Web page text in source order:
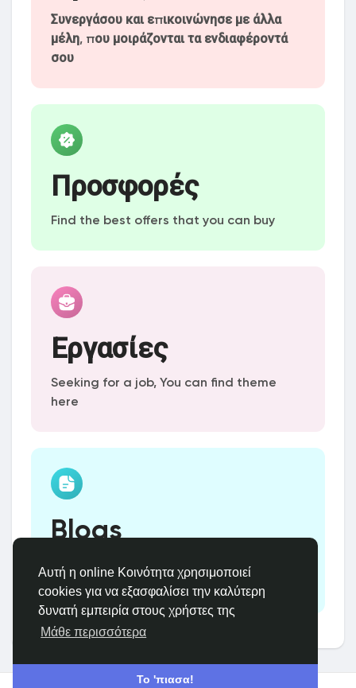
Αυτή η online Κοινότητα χρησιμοποιεί
cookies για να εξασφαλίσει την καλύτερη
δυνατή εμπειρία στους χρήστες της
Μάθε περισσότερα
Το 'πιασα!
Συνεργάσου και επικοινώνησε με άλλα
μέλη, που μοιράζονται τα ενδιαφέροντά
σου
Προσφορές
Find the best offers that you can buy
Εργασίες
Seeking for a job, You can find theme
here
Blogs
Sharing thoughts, ideas and creating
amazing contents